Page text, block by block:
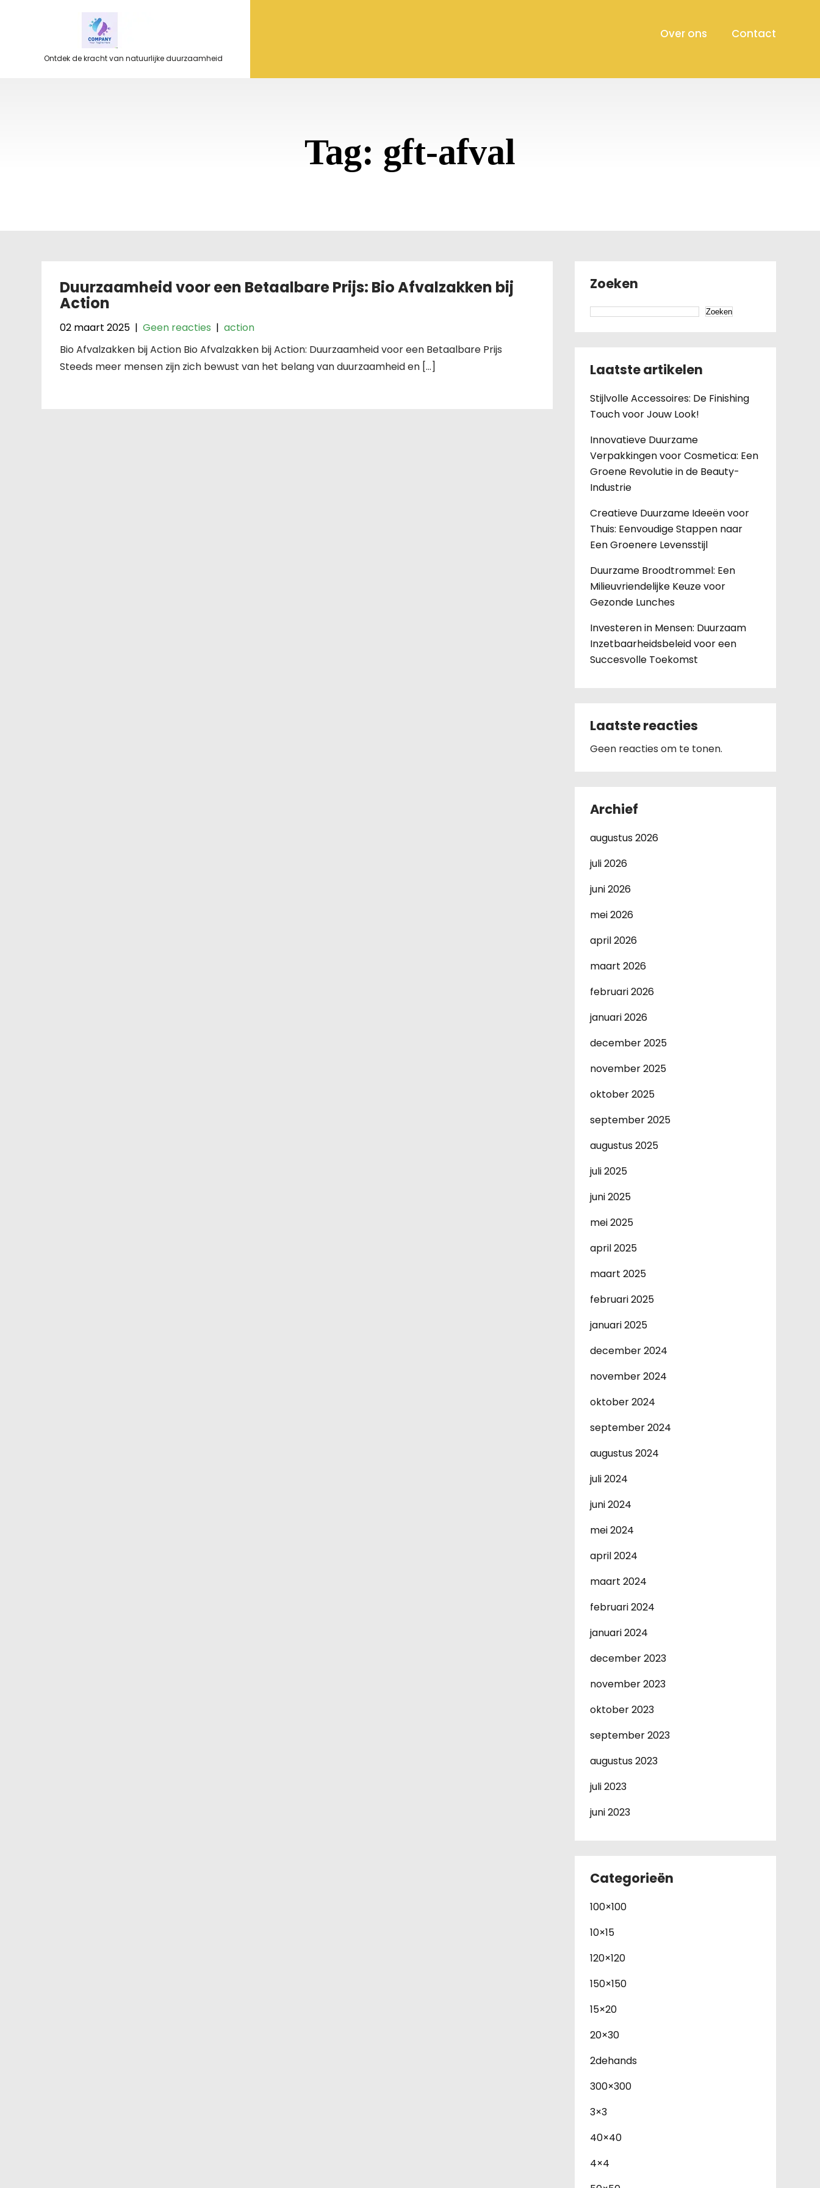
Ontdek de kracht van natuurlijke duurzaamheid
Over ons Contact
Tag: gft-afval
Duurzaamheid voor een Betaalbare Prijs: Bio Afvalzakken bij
Action
02 maart 2025 | Geen reacties | action
Bio Afvalzakken bij Action Bio Afvalzakken bij Action: Duurzaamheid voor een Betaalbare Prijs
Steeds meer mensen zijn zich bewust van het belang van duurzaamheid en […]
Zoeken
Zoeken
Laatste artikelen
Stijlvolle Accessoires: De Finishing
Touch voor Jouw Look!
Innovatieve Duurzame
Verpakkingen voor Cosmetica: Een
Groene Revolutie in de Beauty-
Industrie
Creatieve Duurzame Ideeën voor
Thuis: Eenvoudige Stappen naar
Een Groenere Levensstijl
Duurzame Broodtrommel: Een
Milieuvriendelijke Keuze voor
Gezonde Lunches
Investeren in Mensen: Duurzaam
Inzetbaarheidsbeleid voor een
Succesvolle Toekomst
Laatste reacties
Geen reacties om te tonen.
Archief
augustus 2026
juli 2026
juni 2026
mei 2026
april 2026
maart 2026
februari 2026
januari 2026
december 2025
november 2025
oktober 2025
september 2025
augustus 2025
juli 2025
juni 2025
mei 2025
april 2025
maart 2025
februari 2025
januari 2025
december 2024
november 2024
oktober 2024
september 2024
augustus 2024
juli 2024
juni 2024
mei 2024
april 2024
maart 2024
februari 2024
januari 2024
december 2023
november 2023
oktober 2023
september 2023
augustus 2023
juli 2023
juni 2023
Categorieën
100×100
10×15
120×120
150×150
15×20
20×30
2dehands
300×300
3×3
40×40
4×4